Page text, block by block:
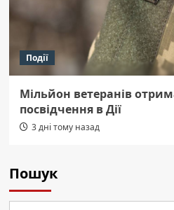
Події
Мільйон ветеранів
посвідчення в Дії
3 дні тому назад
Пошук